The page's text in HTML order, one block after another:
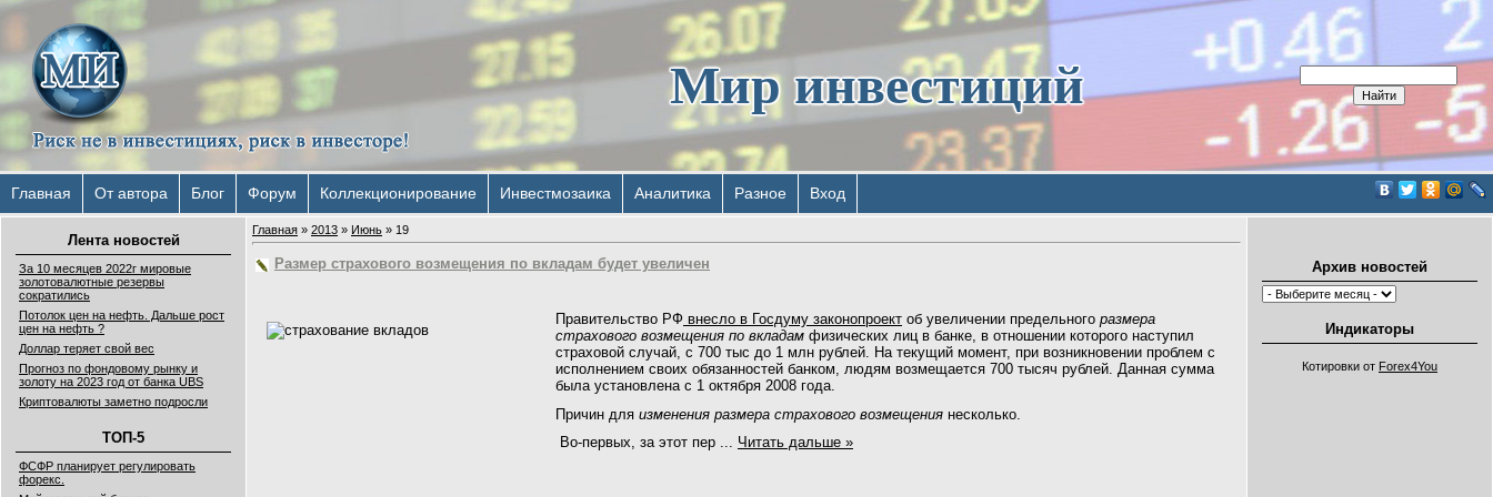
Мир инвестиций
Главная От автора Блог Форум Коллекционирование Инвестмозаика Аналитика Разное Вход
Лента новостей
За 10 месяцев 2022г мировые
золотовалютные резервы
сократились
Потолок цен на нефть. Дальше рост
цен на нефть ?
Доллар теряет свой вес
Прогноз по фондовому рынку и
золоту на 2023 год от банка UBS
Криптовалюты заметно подросли
ТОП-5
ФСФР планирует регулировать
форекс.
Главная » 2013 » Июнь » 19
Размер страхового возмещения по вкладам будет увеличен
Правительство РФ внесло в Госдуму законопроект об увеличении предельного размера
страхового возмещения по вкладам физических лиц в банке, в отношении которого наступил
страховой случай, с 700 тыс до 1 млн рублей. На текущий момент, при возникновении проблем с
исполнением своих обязанностей банком, людям возмещается 700 тысяч рублей. Данная сумма
была установлена с 1 октября 2008 года.
Причин для изменения размера страхового возмещения несколько.
Во-первых, за этот пер ... Читать дальше »
Архив новостей
Индикаторы
Котировки от Forex4You